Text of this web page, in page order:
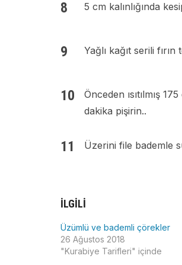
5 cm kalınlığında
Yağlı kağıt serili
Önceden ısıtılmış
dakika pişirin..
Üzerini file bademle
İLGILI
Üzümlü ve bademli çörekler
26 Ağustos 2018
"Kurabiye Tarifleri" içinde